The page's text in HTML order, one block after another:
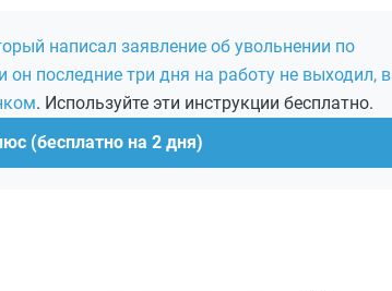
написал заявление об увольнении по
он последние три дня на работу не выходил, в
. Используйте эти инструкции бесплатно.
(бесплатно на 2 дня)